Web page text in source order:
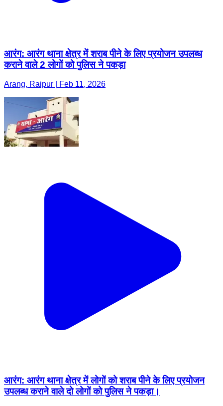
आरंग: आरंग थाना क्षेत्र में शराब पीने के लिए प्रयोजन उपलब्ध
कराने वाले 2 लोगों को पुलिस ने पकड़ा
Arang, Raipur | Feb 11, 2026
आरंग: आरंग थाना क्षेत्र में लोगों को शराब पीने के लिए प्रयोजन
उपलब्ध कराने वाले दो लोगों को पुलिस ने पकड़ा।